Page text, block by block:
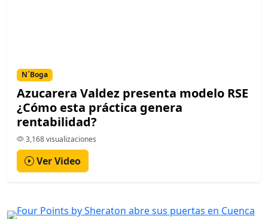
N´Boga
Azucarera Valdez presenta modelo RSE
¿Cómo esta práctica genera
rentabilidad?
3,168 visualizaciones
Ver Video